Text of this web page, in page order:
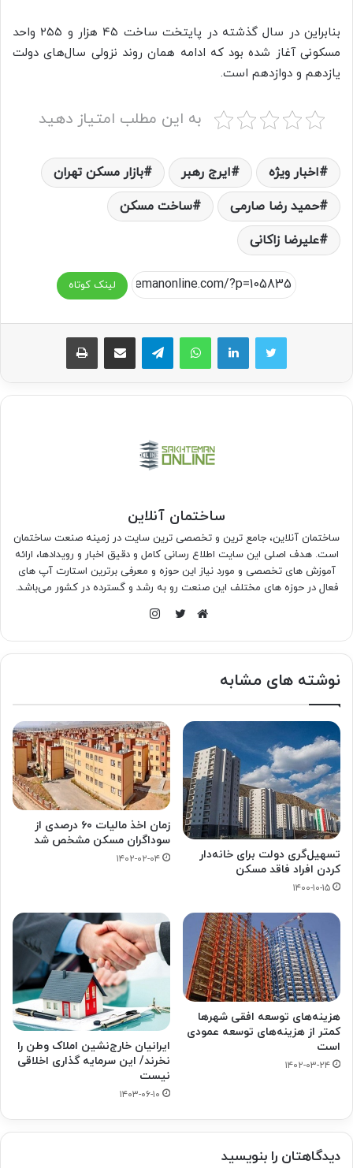
بنابراین در سال گذشته در پایتخت ساخت ۴۵ هزار و ۲۵۵ واحد
مسکونی آغاز شده بود که ادامه همان روند نزولی سال‌های دولت
یازدهم و دوازدهم است.
به این مطلب امتیاز دهید
اخبار ویژه ایرج رهبر
بازار مسکن تهران
حمید رضا صارمی
ساخت مسکن
علیرضا زاکانی
لینک کوتاه
واتس آپ تلگرام اشتراک گذاری از طریق ایمیل چاپ
ساختمان آنلاین
ساختمان آنلاین، جامع ترین و تخصصی ترین سایت در زمینه صنعت ساختمان
است. هدف اصلی این سایت اطلاع رسانی کامل و دقیق اخبار و رویدادها، ارائه
آموزش های تخصصی و مورد نیاز این حوزه و معرفی برترین استارت آپ های
فعال در حوزه های مختلف این صنعت رو به رشد و گسترده در کشور می‌باشد.
نوشته های مشابه
تسهیل‌گری دولت برای خانه‌دار
کردن افراد فاقد مسکن
۱۴۰۰-۱۰-۱۵
زمان اخذ مالیات ۶۰ درصدی از
سوداگران مسکن مشخص شد
۱۴۰۲-۰۲-۰۴
هزینه‌های توسعه افقی شهرها
کمتر از هزینه‌های توسعه عمودی
است
۱۴۰۲-۰۳-۲۴
ایرانیان خارج‌نشین املاک وطن را
نخرند/ این سرمایه گذاری اخلاقی
نیست
۱۴۰۳-۰۶-۱۰
دیدگاهتان را بنویسید